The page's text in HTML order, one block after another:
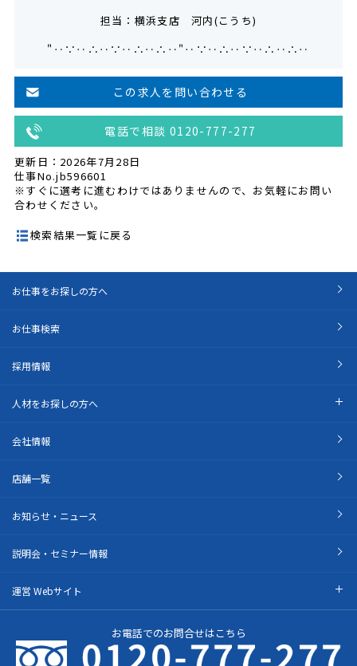
担当：横浜支店 河内(こうち)
"‥∵‥∴‥∵‥∴‥∴‥"‥∵‥∴‥∵‥∴‥∴‥
この求人を問い合わせる
電話で相談 0120-777-277
更新日：2026年7月28日
仕事No.jb596601
※すぐに選考に進むわけではありませんので、お気軽にお問い
合わせください。
検索結果一覧に戻る
お仕事をお探しの方へ
お仕事検索
採用情報
人材をお探しの方へ
会社情報
店舗一覧
お知らせ・ニュース
説明会・セミナー情報
運営 Webサイト
お電話でのお問合せはこちら